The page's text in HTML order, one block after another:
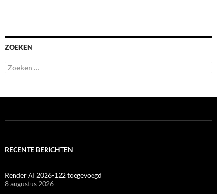
ZOEKEN
Zoeken
naar:
RECENTE BERICHTEN
Render AI 2026-122 toegevoegd
8 augustus 2026